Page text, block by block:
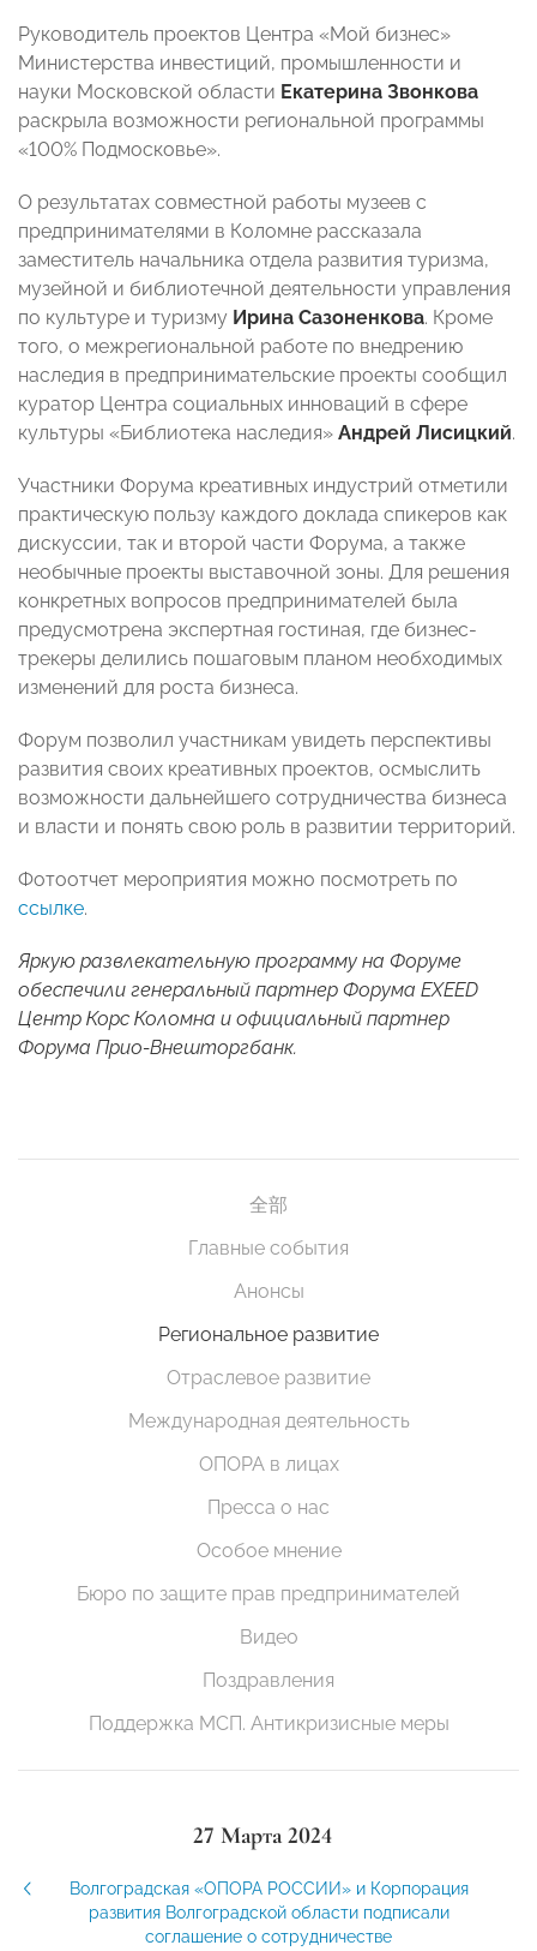
Руководитель проектов Центра «Мой бизнес»
Министерства инвестиций, промышленности и
науки Московской области Екатерина Звонкова
раскрыла возможности региональной программы
«100% Подмосковье».
О результатах совместной работы музеев с
предпринимателями в Коломне рассказала
заместитель начальника отдела развития туризма,
музейной и библиотечной деятельности управления
по культуре и туризму Ирина Сазоненкова. Кроме
того, о межрегиональной работе по внедрению
наследия в предпринимательские проекты сообщил
куратор Центра социальных инноваций в сфере
культуры «Библиотека наследия» Андрей Лисицкий.
Участники Форума креативных индустрий отметили
практическую пользу каждого доклада спикеров как
дискуссии, так и второй части Форума, а также
необычные проекты выставочной зоны. Для решения
конкретных вопросов предпринимателей была
предусмотрена экспертная гостиная, где бизнес-
трекеры делились пошаговым планом необходимых
изменений для роста бизнеса.
Форум позволил участникам увидеть перспективы
развития своих креативных проектов, осмыслить
возможности дальнейшего сотрудничества бизнеса
и власти и понять свою роль в развитии территорий.
Фотоотчет мероприятия можно посмотреть по
ссылке.
Яркую развлекательную программу на Форуме
обеспечили генеральный партнер Форума EXEED
Центр Корс Коломна и официальный партнер
Форума Прио-Внешторгбанк.
全部
Главные события
Анонсы
Региональное развитие
Отраслевое развитие
Международная деятельность
ОПОРА в лицах
Пресса о нас
Особое мнение
Бюро по защите прав предпринимателей
Видео
Поздравления
Поддержка МСП. Антикризисные меры
27 Марта 2024
Волгоградская «ОПОРА РОССИИ» и Корпорация
развития Волгоградской области подписали
соглашение о сотрудничестве